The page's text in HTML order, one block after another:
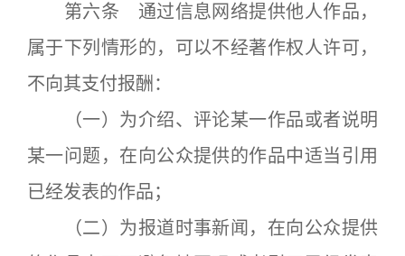
第六条 通过信息网络提供他人作品，
属于下列情形的，可以不经著作权人许可，
不向其支付报酬：
（一）为介绍、评论某一作品或者说明
某一问题，在向公众提供的作品中适当引用
已经发表的作品；
（二）为报道时事新闻，在向公众提供